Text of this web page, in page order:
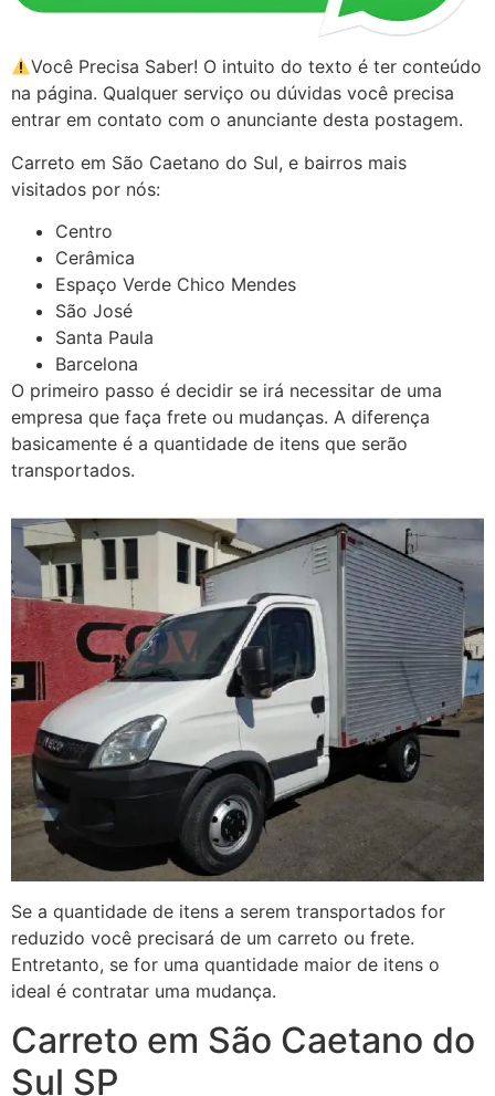
Você Precisa Saber! O intuito do texto é ter conteúdo
na página. Qualquer serviço ou dúvidas você precisa
entrar em contato com o anunciante desta postagem.
Carreto em São Caetano do Sul, e bairros mais
visitados por nós:
Centro
Cerâmica
Espaço Verde Chico Mendes
São José
Santa Paula
Barcelona
O primeiro passo é decidir se irá necessitar de uma
empresa que faça frete ou mudanças. A diferença
basicamente é a quantidade de itens que serão
transportados.
Se a quantidade de itens a serem transportados for
reduzido você precisará de um carreto ou frete.
Entretanto, se for uma quantidade maior de itens o
ideal é contratar uma mudança.
Carreto em São Caetano do
Sul SP